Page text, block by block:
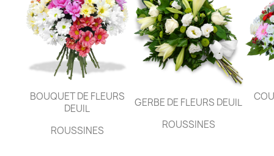
BOUQUET DE FLEURS
DEUIL
ROUSSINES
GERBE DE FLEURS DEUIL
ROUSSINES